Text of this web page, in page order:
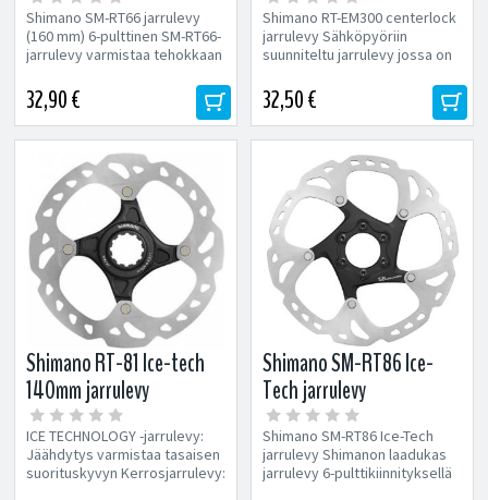
Shimano SM-RT66 jarrulevy
(160 mm) 6-pulttinen SM-RT66-
jarrulevy varmistaa tehokkaan
oloissa....
32,90 €
Shimano RT-EM300 centerlock
jarrulevy Sähköpyöriin
suunniteltu jarrulevy jossa on
32,50 €
Shimano RT-81 Ice-tech
140mm jarrulevy
ICE TECHNOLOGY -jarrulevy:
Jäähdytys varmistaa tasaisen
suorituskyvyn Kerrosjarrulevy:
Shimano SM-RT86 Ice-
Tech jarrulevy
Shimano SM-RT86 Ice-Tech
jarrulevy Shimanon laadukas
jarrulevy 6-pulttikiinnityksellä